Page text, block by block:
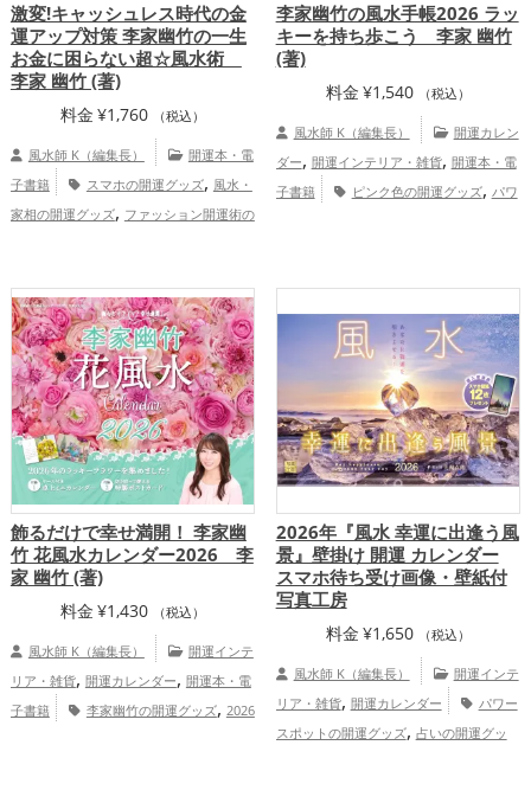
激変!キャッシュレス時代の金
運アップ対策 李家幽竹の一生
お金に困らない超☆風水術
李家 幽竹 (著)
料金 ¥1,760 （税込）
風水師 K（編集長）
開運本・電
子書籍
スマホの開運グッズ, 風水・
家相の開運グッズ, ファッション開運術の
全体運アップ
李家幽竹の風水手帳2026 ラッ
キーを持ち歩こう 李家 幽竹
(著)
料金 ¥1,540 （税込）
風水師 K（編集長）
開運カレン
ダー, 開運インテリア・雑貨, 開運本・電
子書籍
ピンク色の開運グッズ, パワ
アップ,結婚運アップ,仕事運アップ,家
庭運・家族運アップ,総合運・全体運アッ
飾るだけで幸せ満開！ 李家幽
竹 花風水カレンダー2026 李
家 幽竹 (著)
料金 ¥1,430 （税込）
風水師 K（編集長）
開運インテ
リア・雑貨, 開運カレンダー, 開運本・電
子書籍
李家幽竹の開運グッズ, 2026
2026年『風水 幸運に出逢う風
景』壁掛け 開運 カレンダー
スマホ待ち受け画像・壁紙付
写真工房
料金 ¥1,650 （税込）
風水師 K（編集長）
開運インテ
リア・雑貨, 開運カレンダー
パワー
スポットの開運グッズ, 占いの開運グッ